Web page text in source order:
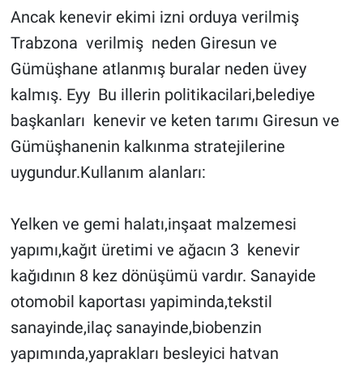
Ancak kenevir ekimi izni orduya verilmiş
Trabzona  verilmiş  neden Giresun ve
Gümüşhane atlanmış buralar neden üvey
kalmış. Eyy  Bu illerin politikacilari,belediye
başkanları  kenevir ve keten tarımı Giresun ve
Gümüşhanenin kalkınma stratejilerine
uygundur.Kullanım alanları:
Yelken ve gemi halatı,inşaat malzemesi
yapımı,kağıt üretimi ve ağacın 3  kenevir
kağıdının 8 kez dönüşümü vardır. Sanayide
otomobil kaportası yapiminda,tekstil
sanayinde,ilaç sanayinde,biobenzin
yapımında,yaprakları besleyici hatvan